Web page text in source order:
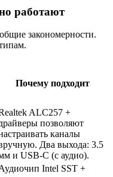
работают
закономерности.
Почему подходит
ALC257 +
позволяют
каналы
Два выхода: 3.5
и USB-C (с аудио).
Intel SST +